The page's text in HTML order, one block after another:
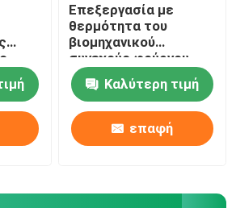
τα
Επεξεργασία με
θερμότητα του
βιομηχανικού
συνεχούς φούρνου
τύπων προωθητών
για κεραμικό
Καλύτερη τιμή
επαφή